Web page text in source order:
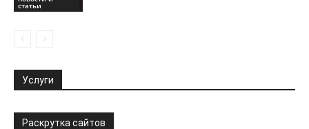
статьи
Услуги
Раскрутка сайтов